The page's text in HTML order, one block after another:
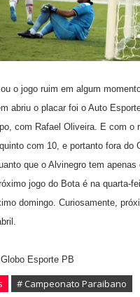
o jogo ruim em algum
abriu o placar foi o Auto
com Rafael Oliveira. E com o
com 10, e portanto fora do
que o Alvinegro tem
jogo do Bota é na quarta-
domingo. Curiosamente,
Esporte PB
# Campeonato Paraibano